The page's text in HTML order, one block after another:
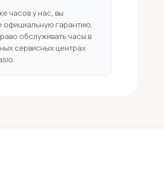
часов у нас, вы
официальную гарантию,
обслуживать часы в
сервисных центрах